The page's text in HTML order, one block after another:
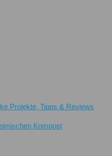
Projekte, Tipps & Reviews
Kompost